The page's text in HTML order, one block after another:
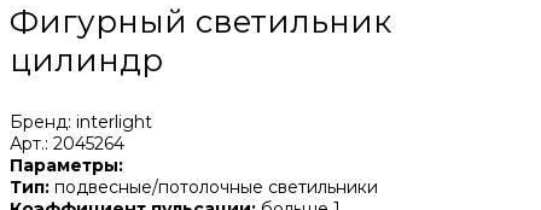
Фигурный светильник
цилиндр
Бренд: interlight
Арт.: 2045264
Параметры:
Тип: подвесные/потолочные светильники